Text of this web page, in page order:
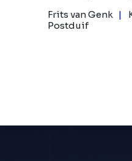
Frits van Genk
Postduif